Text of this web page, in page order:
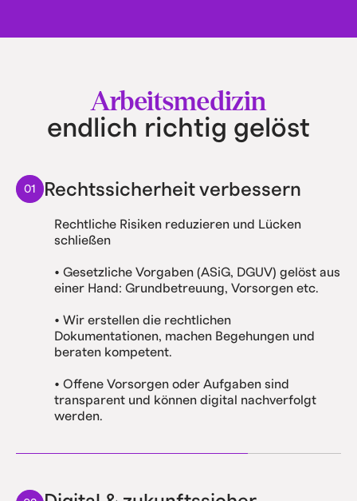
Arbeitsmedizin
endlich richtig gelöst
01 Rechtssicherheit verbessern
Rechtliche Risiken reduzieren und Lücken
schließen
• Gesetzliche Vorgaben (ASiG, DGUV) gelöst aus
einer Hand: Grundbetreuung, Vorsorgen etc.
• Wir erstellen die rechtlichen
Dokumentationen, machen Begehungen und
beraten kompetent.
• Offene Vorsorgen oder Aufgaben sind
transparent und können digital nachverfolgt
werden.